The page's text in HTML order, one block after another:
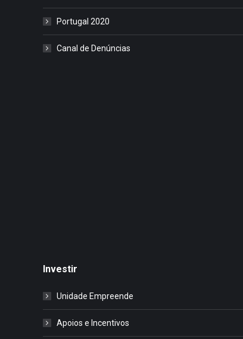
Portugal 2020
Canal de Denúncias
Investir
Unidade Empreende
Apoios e Incentivos